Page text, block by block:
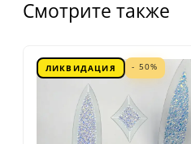
Смотрите также
ЛИКВИДАЦИЯ - 50%